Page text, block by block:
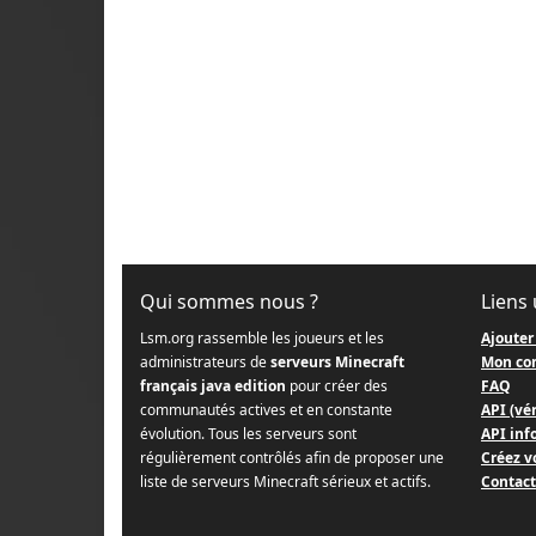
Qui sommes nous ?
Lsm.org rassemble les joueurs et les
administrateurs deserveurs Minecraft
français java edition pour créer des
communautés actives et en constante
évolution. Tous les serveurs sont
régulièrement contrôlés afin de proposer une
liste de serveurs Minecraft sérieux et actifs.
Liens
Mon
FAQ
API
API
Créez
Contact